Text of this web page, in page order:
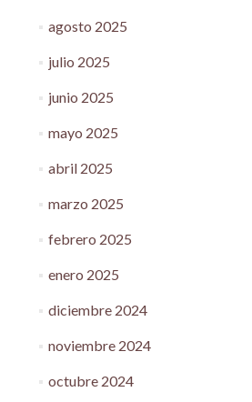
agosto 2025
julio 2025
junio 2025
mayo 2025
abril 2025
marzo 2025
febrero 2025
enero 2025
diciembre 2024
noviembre 2024
octubre 2024